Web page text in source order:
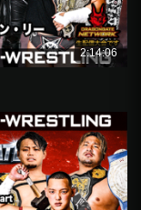
2:14:06